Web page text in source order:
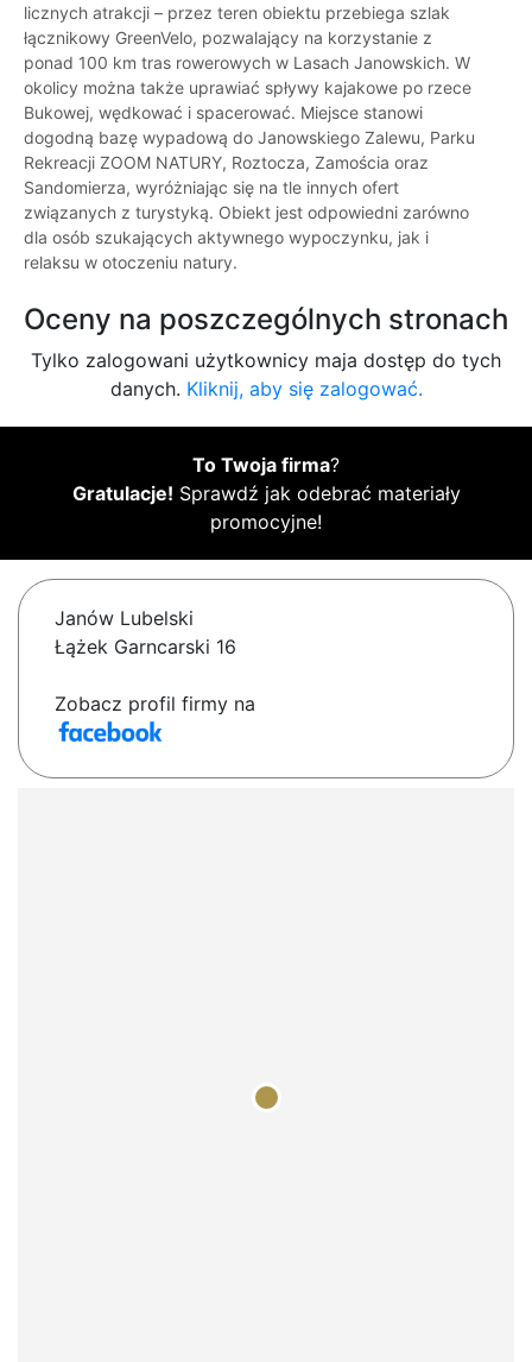
licznych atrakcji – przez teren obiektu przebiega szlak
łącznikowy GreenVelo, pozwalający na korzystanie z
ponad 100 km tras rowerowych w Lasach Janowskich. W
okolicy można także uprawiać spływy kajakowe po rzece
Bukowej, wędkować i spacerować. Miejsce stanowi
dogodną bazę wypadową do Janowskiego Zalewu, Parku
Rekreacji ZOOM NATURY, Roztocza, Zamościa oraz
Sandomierza, wyróżniając się na tle innych ofert
związanych z turystyką. Obiekt jest odpowiedni zarówno
dla osób szukających aktywnego wypoczynku, jak i
relaksu w otoczeniu natury.
Oceny na poszczególnych stronach
Tylko zalogowani użytkownicy maja dostęp do tych
danych. Kliknij, aby się zalogować.
To Twoja firma?
Gratulacje! Sprawdź jak odebrać materiały
promocyjne!
Janów Lubelski
Łążek Garncarski 16
Zobacz profil firmy na